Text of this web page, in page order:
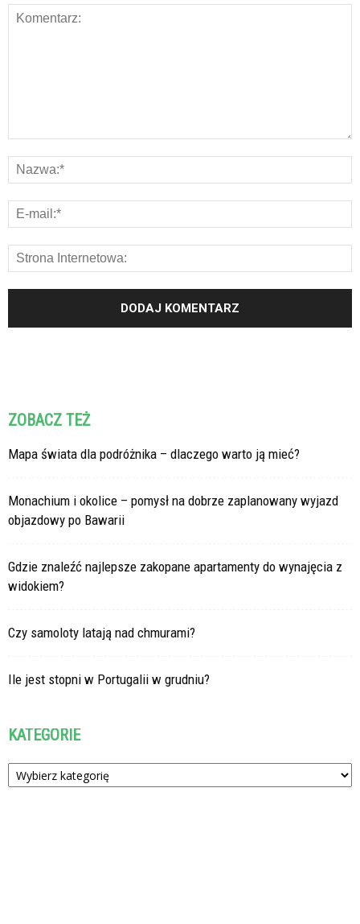
ZOBACZ TEŻ
Mapa świata dla podróżnika – dlaczego warto ją mieć?
Monachium i okolice – pomysł na dobrze zaplanowany wyjazd
objazdowy po Bawarii
Gdzie znaleźć najlepsze zakopane apartamenty do wynajęcia z
widokiem?
Czy samoloty latają nad chmurami?
Ile jest stopni w Portugalii w grudniu?
KATEGORIE
Kategorie